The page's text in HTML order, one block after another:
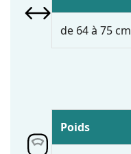
de 64 à 75 cm
Poids